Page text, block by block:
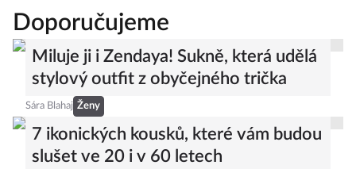
Doporučujeme
Miluje ji i Zendaya! Sukně, která udělá
stylový outfit z obyčejného trička
Sára Blahaj Ženy
7 ikonických kousků, které vám budou
slušet ve 20 i v 60 letech